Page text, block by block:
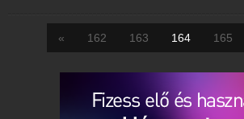
« 162 163 164 165